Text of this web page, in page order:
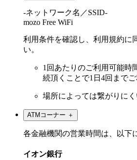
-ネットワーク名／SSID-
mozo Free WiFi
利用条件を確認し、利用規約に
い。
1回あたりのご利用可能時
続頂くことで1日4回までご
場所によっては繋がりにく
ATMコーナー ＋
各金融機関の営業時間は、以下
イオン銀行